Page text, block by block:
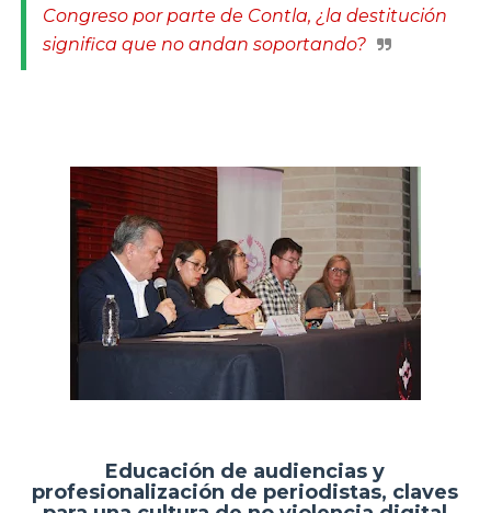
Congreso por parte de Contla, ¿la destitución
significa que no andan soportando?
Educación de audiencias y
profesionalización de periodistas, claves